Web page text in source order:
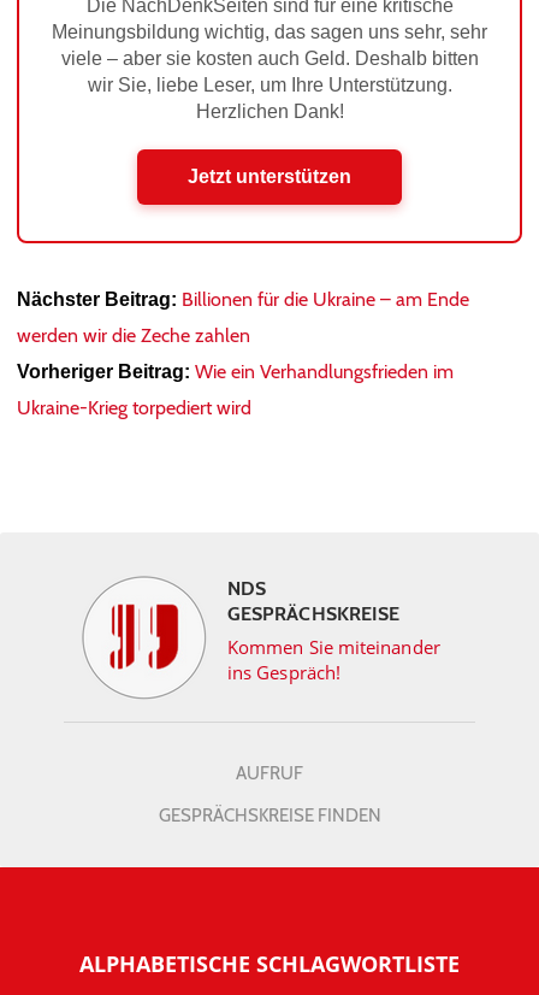
Die NachDenkSeiten sind für eine kritische
Meinungsbildung wichtig, das sagen uns sehr, sehr
viele – aber sie kosten auch Geld. Deshalb bitten
wir Sie, liebe Leser, um Ihre Unterstützung.
Herzlichen Dank!
Jetzt unterstützen
Nächster Beitrag: Billionen für die Ukraine – am Ende
werden wir die Zeche zahlen
Vorheriger Beitrag: Wie ein Verhandlungsfrieden im
Ukraine-Krieg torpediert wird
NDS
GESPRÄCHSKREISE
Kommen Sie miteinander
ins Gespräch!
AUFRUF
GESPRÄCHSKREISE FINDEN
ALPHABETISCHE SCHLAGWORTLISTE